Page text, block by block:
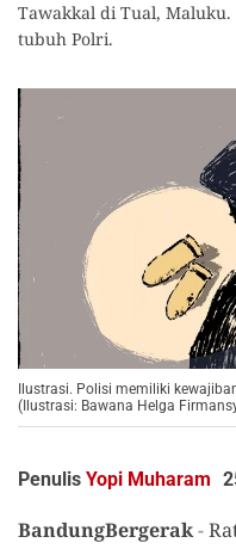
Tawakkal di Tual,
tubuh Polri.
Ilustrasi. Polisi memiliki
(Ilustrasi: Bawana Helga
Penulis Yopi Muharam
BandungBergerak-